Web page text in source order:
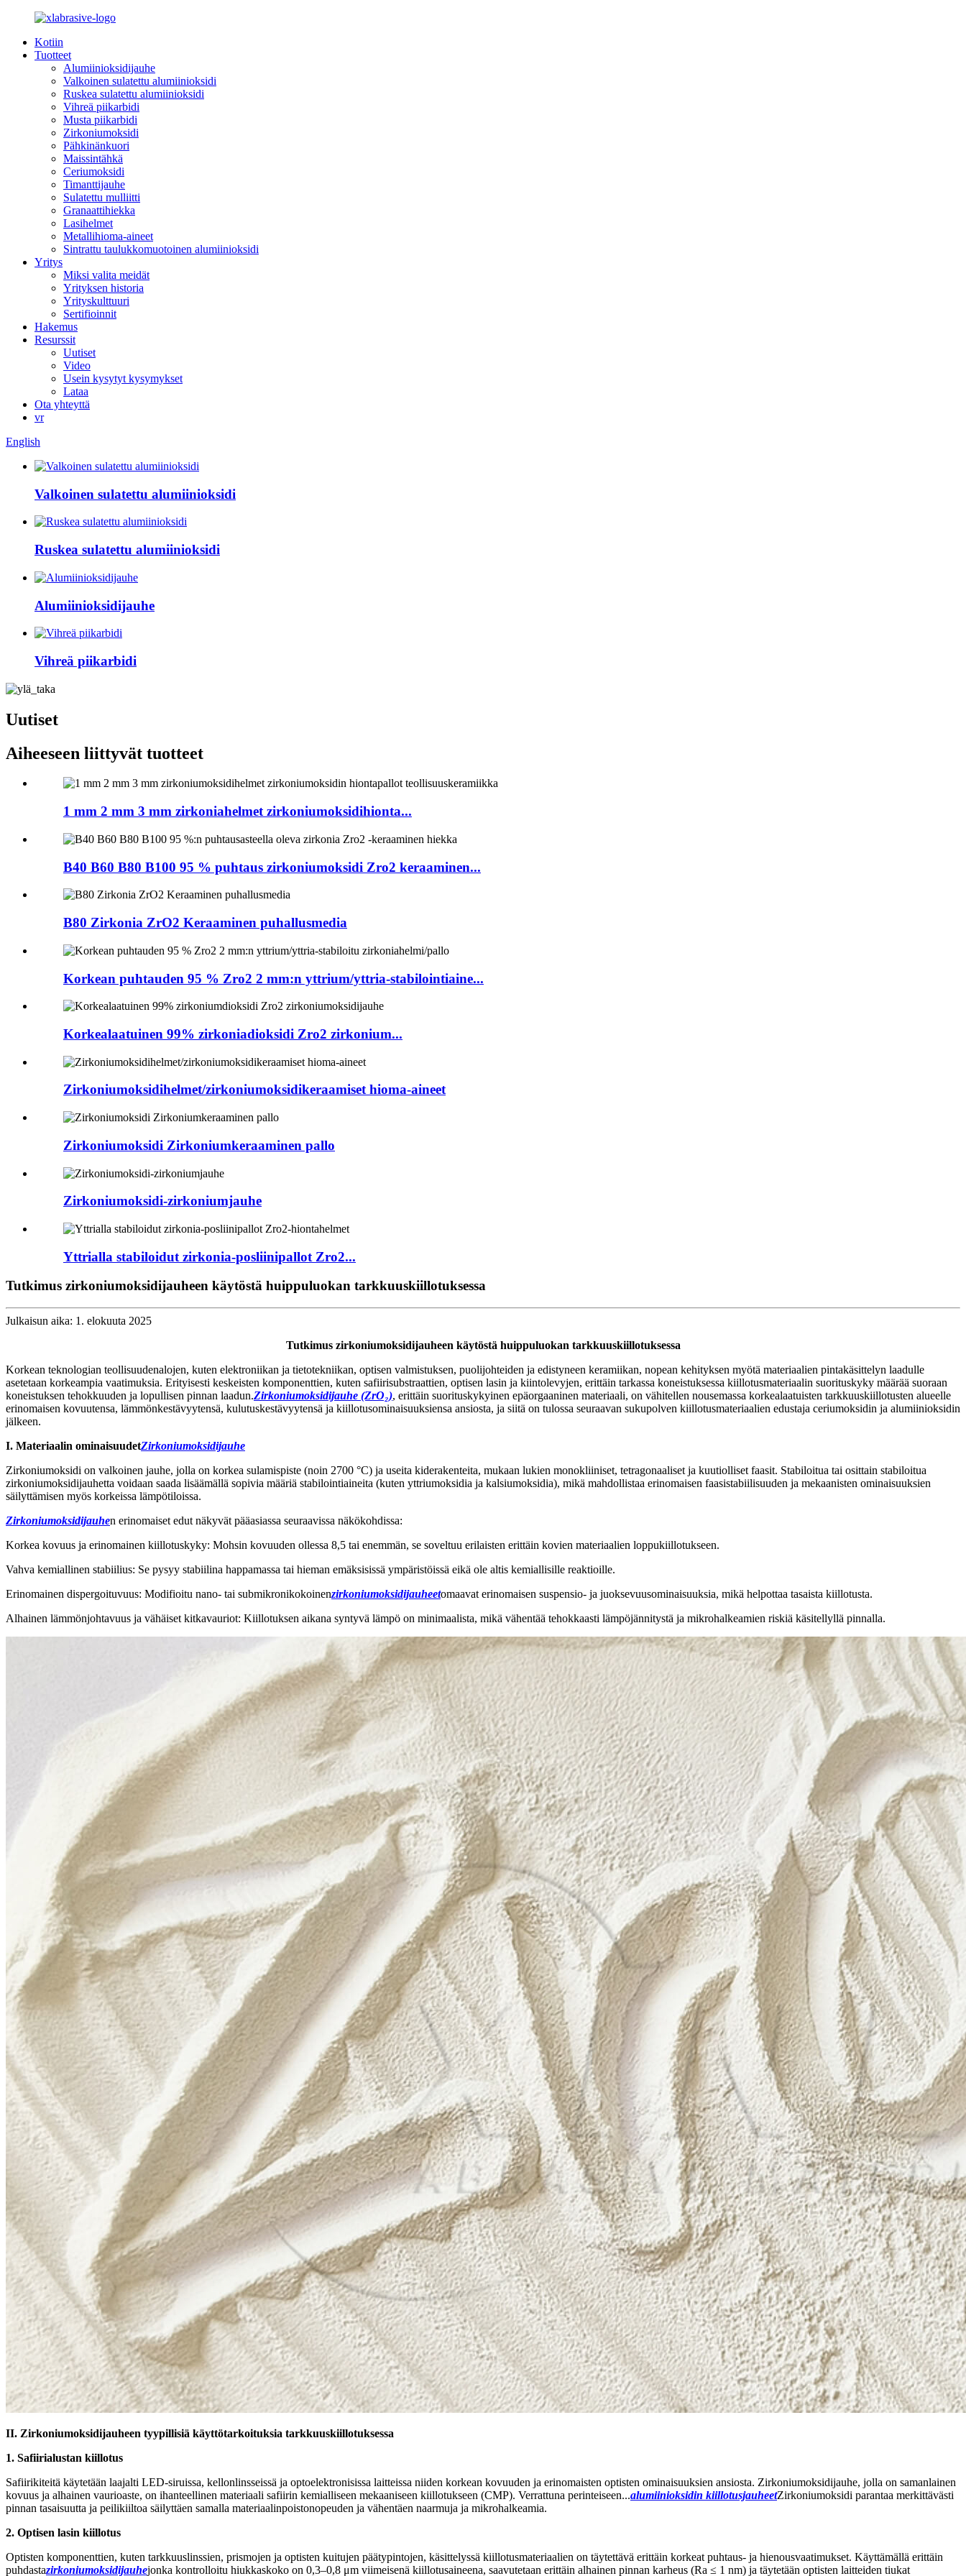
Kotiin
Tuotteet
Alumiinioksidijauhe
Valkoinen sulatettu alumiinioksidi
Ruskea sulatettu alumiinioksidi
Vihreä piikarbidi
Musta piikarbidi
Zirkoniumoksidi
Pähkinänkuori
Maissintähkä
Ceriumoksidi
Timanttijauhe
Sulatettu mulliitti
Granaattihiekka
Lasihelmet
Metallihioma-aineet
Sintrattu taulukkomuotoinen alumiinioksidi
Yritys
Miksi valita meidät
Yrityksen historia
Yrityskulttuuri
Sertifioinnit
Hakemus
Resurssit
Uutiset
Video
Usein kysytyt kysymykset
Lataa
Ota yhteyttä
vr
English
Valkoinen sulatettu alumiinioksidi
Ruskea sulatettu alumiinioksidi
Alumiinioksidijauhe
Vihreä piikarbidi
Uutiset
Aiheeseen liittyvät tuotteet
1 mm 2 mm 3 mm zirkoniahelmet zirkoniumoksidihionta...
B40 B60 B80 B100 95 % puhtaus zirkoniumoksidi Zro2 keraaminen...
B80 Zirkonia ZrO2 Keraaminen puhallusmedia
Korkean puhtauden 95 % Zro2 2 mm:n yttrium/yttria-stabilointiaine...
Korkealaatuinen 99% zirkoniadioksidi Zro2 zirkonium...
Zirkoniumoksidihelmet/zirkoniumoksidikeraamiset hioma-aineet
Zirkoniumoksidi Zirkoniumkeraaminen pallo
Zirkoniumoksidi-zirkoniumjauhe
Yttrialla stabiloidut zirkonia-posliinipallot Zro2...
Tutkimus zirkoniumoksidijauheen käytöstä huippuluokan tarkkuuskiillotuksessa
Julkaisun aika: 1. elokuuta 2025
Tutkimus zirkoniumoksidijauheen käytöstä huippuluokan tarkkuuskiillotuksessa
Korkean teknologian teollisuudenalojen, kuten elektroniikan ja tietotekniikan, optisen valmistuksen, puolijohteiden ja edistyneen keramiikan, nopean kehityksen myötä materiaalien pintakäsittelyn laadulle
asetetaan korkeampia vaatimuksia. Erityisesti keskeisten komponenttien, kuten safiirisubstraattien, optisen lasin ja kiintolevyjen, erittäin tarkassa koneistuksessa kiillotusmateriaalin suorituskyky määrää suoraan
koneistuksen tehokkuuden ja lopullisen pinnan laadun.Zirkoniumoksidijauhe (ZrO₂), erittäin suorituskykyinen epäorgaaninen materiaali, on vähitellen nousemassa korkealaatuisten tarkkuuskiillotusten alueelle
erinomaisen kovuutensa, lämmönkestävyytensä, kulutuskestävyytensä ja kiillotusominaisuuksiensa ansiosta, ja siitä on tulossa seuraavan sukupolven kiillotusmateriaalien edustaja ceriumoksidin ja alumiinioksidin
jälkeen.
I. Materiaalin ominaisuudetZirkoniumoksidijauhe
Zirkoniumoksidi on valkoinen jauhe, jolla on korkea sulamispiste (noin 2700 °C) ja useita kiderakenteita, mukaan lukien monokliiniset, tetragonaaliset ja kuutiolliset faasit. Stabiloitua tai osittain stabiloitua
zirkoniumoksidijauhetta voidaan saada lisäämällä sopivia määriä stabilointiaineita (kuten yttriumoksidia ja kalsiumoksidia), mikä mahdollistaa erinomaisen faasistabiilisuuden ja mekaanisten ominaisuuksien
säilyttämisen myös korkeissa lämpötiloissa.
Zirkoniumoksidijauhen erinomaiset edut näkyvät pääasiassa seuraavissa näkökohdissa:
Korkea kovuus ja erinomainen kiillotuskyky: Mohsin kovuuden ollessa 8,5 tai enemmän, se soveltuu erilaisten erittäin kovien materiaalien loppukiillotukseen.
Vahva kemiallinen stabiilius: Se pysyy stabiilina happamassa tai hieman emäksisissä ympäristöissä eikä ole altis kemiallisille reaktioille.
Erinomainen dispergoituvuus: Modifioitu nano- tai submikronikokoinenzirkoniumoksidijauheetomaavat erinomaisen suspensio- ja juoksevuusominaisuuksia, mikä helpottaa tasaista kiillotusta.
Alhainen lämmönjohtavuus ja vähäiset kitkavauriot: Kiillotuksen aikana syntyvä lämpö on minimaalista, mikä vähentää tehokkaasti lämpöjännitystä ja mikrohalkeamien riskiä käsitellyllä pinnalla.
II. Zirkoniumoksidijauheen tyypillisiä käyttötarkoituksia tarkkuuskiillotuksessa
1. Safiirialustan kiillotus
Safiirikiteitä käytetään laajalti LED-siruissa, kellonlinsseissä ja optoelektronisissa laitteissa niiden korkean kovuuden ja erinomaisten optisten ominaisuuksien ansiosta. Zirkoniumoksidijauhe, jolla on samanlainen
kovuus ja alhainen vaurioaste, on ihanteellinen materiaali safiirin kemialliseen mekaaniseen kiillotukseen (CMP). Verrattuna perinteiseen...alumiinioksidin kiillotusjauheetZirkoniumoksidi parantaa merkittävästi
pinnan tasaisuutta ja peilikiiltoa säilyttäen samalla materiaalinpoistonopeuden ja vähentäen naarmuja ja mikrohalkeamia.
2. Optisen lasin kiillotus
Optisten komponenttien, kuten tarkkuuslinssien, prismojen ja optisten kuitujen päätypintojen, käsittelyssä kiillotusmateriaalien on täytettävä erittäin korkeat puhtaus- ja hienousvaatimukset. Käyttämällä erittäin
puhdastazirkoniumoksidijauhejonka kontrolloitu hiukkaskoko on 0,3–0,8 μm viimeisenä kiillotusaineena, saavutetaan erittäin alhainen pinnan karheus (Ra ≤ 1 nm) ja täytetään optisten laitteiden tiukat